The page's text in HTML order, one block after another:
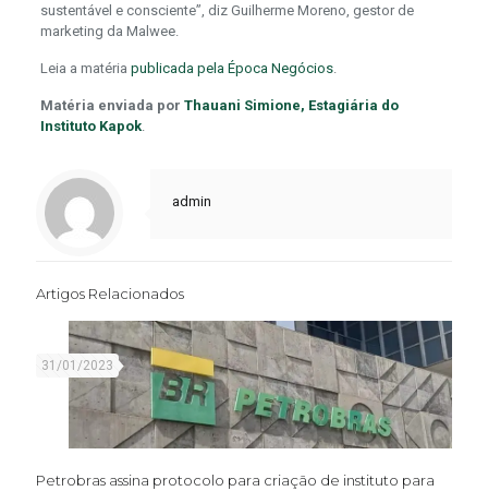
sustentável e consciente”, diz Guilherme Moreno, gestor de
marketing da Malwee.
Leia a matéria publicada pela Época Negócios.
Matéria enviada por Thauani Simione, Estagiária do
Instituto Kapok.
admin
Artigos Relacionados
31/01/2023
Petrobras assina protocolo para criação de instituto para